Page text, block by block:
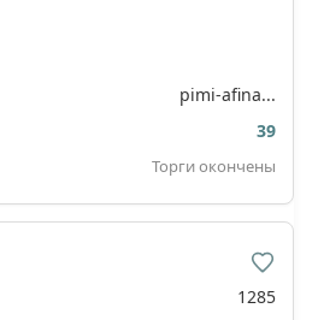
pimi-afina...
39
Торги окончены
1285